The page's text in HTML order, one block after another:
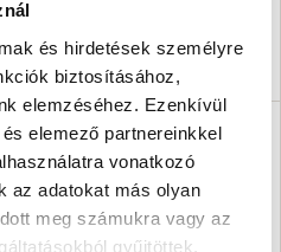
és hirdetések személyre
biztosításához,
elemzéséhez. Ezenkívül
elemező partnereinkkel
vonatkozó
az adatokat más olyan
meg számukra vagy az
gyűjtöttek.
Kosárba